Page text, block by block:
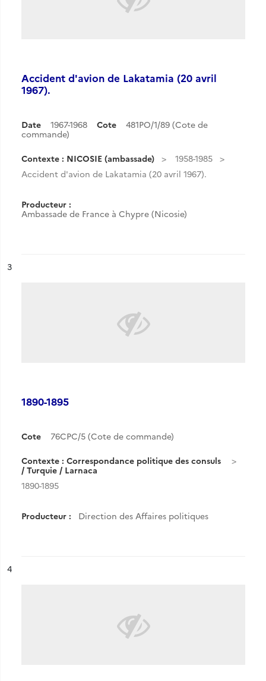
Accident d'avion de Lakatamia (20 avril
1967).
Date 1967-1968 Cote
481PO/1/89 (Cote de
commande)
Contexte : NICOSIE (ambassade)
1958-1985
Accident d'avion de Lakatamia (20 avril 1967).
Producteur :
Ambassade de France à Chypre (Nicosie)
n°
3
1890-1895
Cote 76CPC/5 (Cote de commande)
Contexte : Correspondance politique des consuls
/ Turquie / Larnaca
1890-1895
Producteur : Direction des Affaires politiques
n°
4